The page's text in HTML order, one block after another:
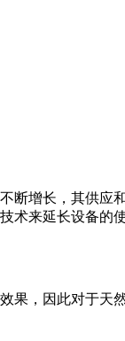
断增长，其供应
术来延长设备的使
果，因此对于天